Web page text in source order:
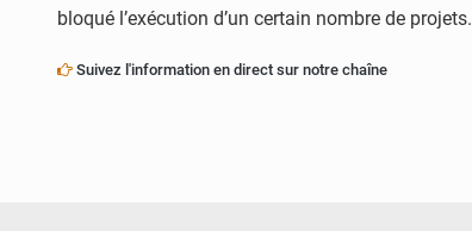
bloqué l’exécution d’un certain nombre de projets.
Suivez l'information en direct sur notre chaîne